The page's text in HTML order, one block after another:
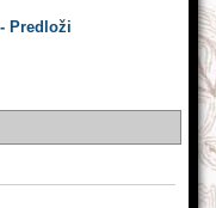
Predloži